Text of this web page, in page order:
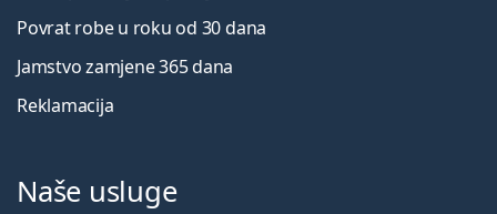
Povrat robe u roku od 30 dana
Jamstvo zamjene 365 dana
Reklamacija
Naše usluge